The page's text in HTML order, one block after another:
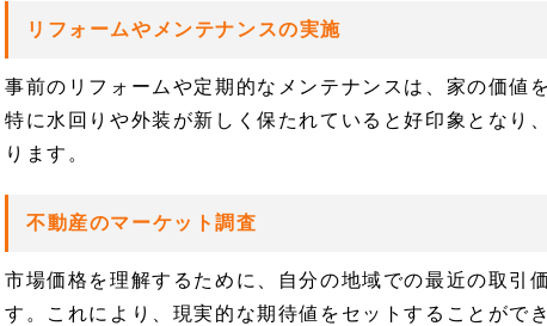
リフォームやメンテナンスの実施
事前のリフォームや定期的なメンテナンスは、家の価値
特に水回りや外装が新しく保たれていると好印象となり
ります。
不動産のマーケット調査
市場価格を理解するために、自分の地域での最近の取引
す。これにより、現実的な期待値をセットすることができ